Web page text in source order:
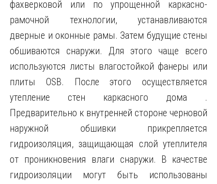
фахверковой или по упрощенной каркасно-
рамочной технологии, устанавливаются
дверные и оконные рамы. Затем будущие стены
обшиваются снаружи. Для этого чаще всего
используются листы влагостойкой фанеры или
плиты OSB. После этого осуществляется
утепление стен каркасного дома .
Предварительно к внутренней стороне черновой
наружной обшивки прикрепляется
гидроизоляция, защищающая слой утеплителя
от проникновения влаги снаружи. В качестве
гидроизоляции могут быть использованы